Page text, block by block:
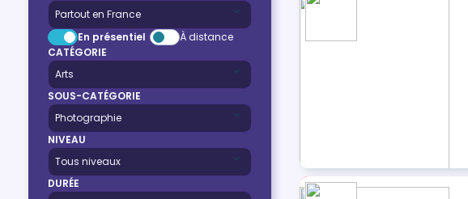
En présentiel
À distance
CATÉGORIE
SOUS-CATÉGORIE
NIVEAU
DURÉE